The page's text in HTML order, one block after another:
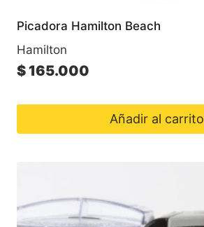
Picadora Hamilton Beach
Hamilton
$165.000
Añadir al carrito